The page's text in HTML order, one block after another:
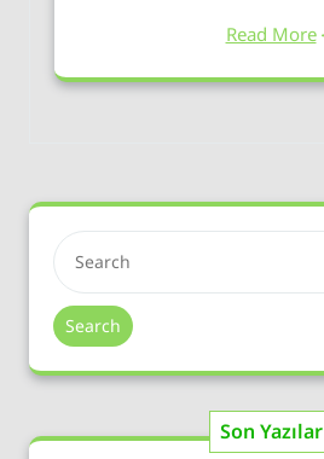
Read More
Search
Son Yazılar